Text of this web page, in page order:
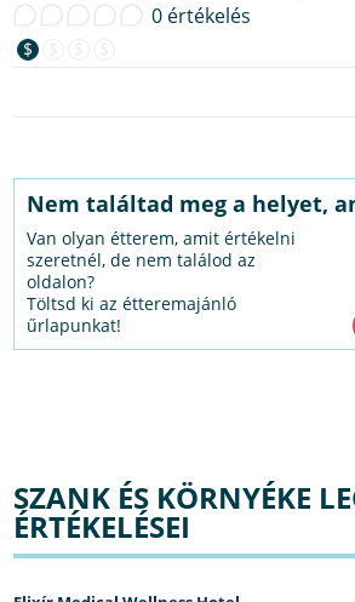
0 értékelés
$
Nem találtad meg a helyet,
Van olyan étterem, amit értékelni
szeretnél, de nem találod az
oldalon?
Töltsd ki az étteremajánló
űrlapunkat!
SZANK ÉS KÖRNYÉKE
ÉRTÉKELÉSEI